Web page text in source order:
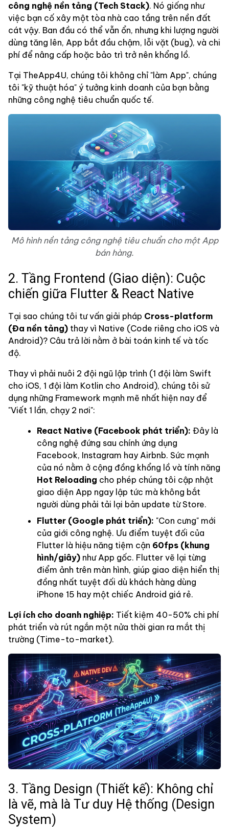
công nghệ nền tảng (Tech Stack). Nó giống như
việc bạn cố xây một tòa nhà cao tầng trên nền đất
cát vậy. Ban đầu có thể vẫn ổn, nhưng khi lượng người
dùng tăng lên, App bắt đầu chậm, lỗi vặt (bug), và chi
phí để nâng cấp hoặc bảo trì trở nên khổng lồ.
Tại TheApp4U, chúng tôi không chỉ "làm App", chúng
tôi "kỹ thuật hóa" ý tưởng kinh doanh của bạn bằng
những công nghệ tiêu chuẩn quốc tế.
Mô hình nền tảng công nghệ tiêu chuẩn cho một App
bán hàng.
2. Tầng Frontend (Giao diện): Cuộc
chiến giữa Flutter & React Native
Tại sao chúng tôi tư vấn giải pháp Cross-platform
(Đa nền tảng) thay vì Native (Code riêng cho iOS và
Android)? Câu trả lời nằm ở bài toán kinh tế và tốc
độ.
Thay vì phải nuôi 2 đội ngũ lập trình (1 đội làm Swift
cho iOS, 1 đội làm Kotlin cho Android), chúng tôi sử
dụng những Framework mạnh mẽ nhất hiện nay để
"Viết 1 lần, chạy 2 nơi":
React Native (Facebook phát triển): Đây là
công nghệ đứng sau chính ứng dụng
Facebook, Instagram hay Airbnb. Sức mạnh
của nó nằm ở cộng đồng khổng lồ và tính năng
Hot Reloading cho phép chúng tôi cập nhật
giao diện App ngay lập tức mà không bắt
người dùng phải tải lại bản update từ Store.
Flutter (Google phát triển): "Con cưng" mới
của giới công nghệ. Ưu điểm tuyệt đối của
Flutter là hiệu năng tiệm cận 60fps (khung
hình/giây) như App gốc. Flutter vẽ lại từng
điểm ảnh trên màn hình, giúp giao diện hiển thị
đồng nhất tuyệt đối dù khách hàng dùng
iPhone 15 hay một chiếc Android giá rẻ.
Lợi ích cho doanh nghiệp: Tiết kiệm 40-50% chi phí
phát triển và rút ngắn một nửa thời gian ra mắt thị
trường (Time-to-market).
3. Tầng Design (Thiết kế): Không chỉ
là vẽ, mà là Tư duy Hệ thống (Design
System)